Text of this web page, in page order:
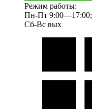
Режим работы:
Пн-Пт 9:00—17:00;
Сб-Вс вых